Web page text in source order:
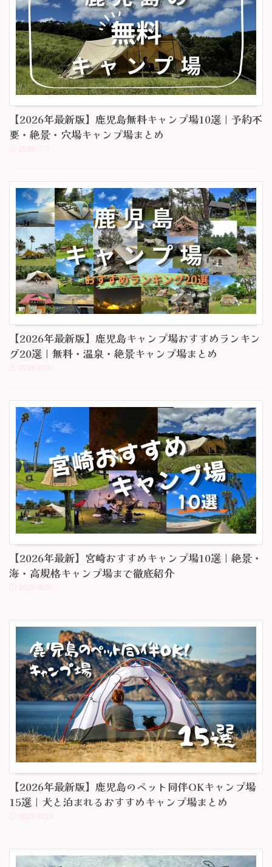
【2026年最新版】鹿児島無料キャンプ場10選｜予約不
要・絶景・穴場キャンプ場まとめ
【2026年最新版】鹿児島キャンプ場おすすめランキン
グ20選｜無料・温泉・絶景キャンプ場まとめ
【2026年最新】宮崎おすすめキャンプ場10選｜絶景・
海・高規格キャンプ場まで徹底紹介
【2026年最新版】鹿児島のペット同伴OKキャンプ場
15選｜犬と泊まれるおすすめキャンプ場まとめ